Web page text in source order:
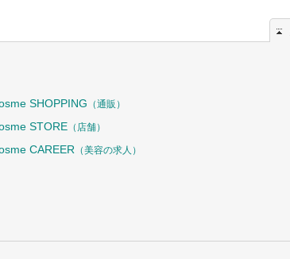
SHOPPING （通販）
STORE （店舗）
CAREER （美容の求人）